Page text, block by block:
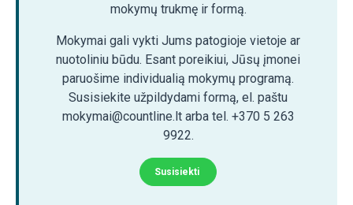
mokymų trukmę ir formą.
Mokymai gali vykti Jums patogioje vietoje ar
nuotoliniu būdu. Esant poreikiui, Jūsų įmonei
paruošime individualią mokymų programą.
Susisiekite užpildydami formą, el. paštu
mokymai@countline.lt arba tel. +370 5 263
9922.
Susisiekti